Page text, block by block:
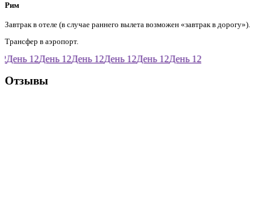
Рим
Завтрак в отеле (в случае раннего вылета возможен «завтрак в дорогу»).
Трансфер в аэропорт.
День 12День 12День 12День 12День 12День 12
Отзывы